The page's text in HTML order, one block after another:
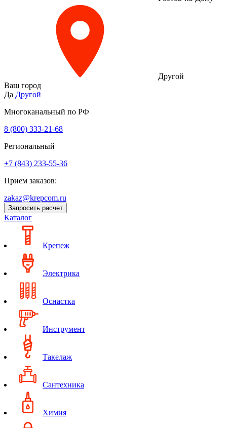
Другой
Ваш город
Да Другой
Многоканальный по РФ
8 (800) 333‑21-68
Региональный
+7 (843) 233-55-36
Прием заказов:
zakaz@krepcom.ru
Запросить расчет
Каталог
Крепеж
Электрика
Оснастка
Инструмент
Такелаж
Сантехника
Химия